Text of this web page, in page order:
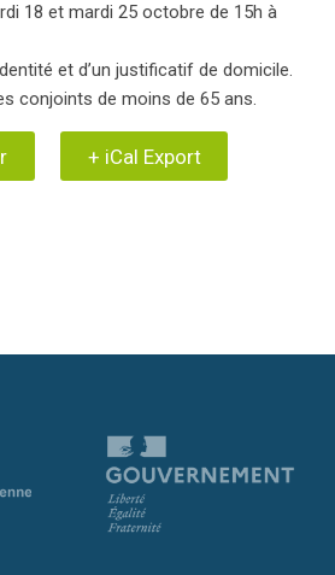
18 et mardi 25 octobre de 15h à
et d’un justificatif de domicile.
conjoints de moins de 65 ans.
+ iCal Export